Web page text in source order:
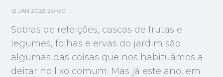
12 JAN 2023 20:00
Sobras de refeições, cascas de frutas e
legumes, folhas e ervas do jardim são
algumas das coisas que nos habituámos a
deitar no lixo comum. Mas já este ano, em